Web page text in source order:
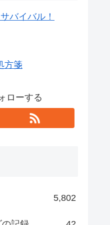
バイバル！
方箋
ローする
5,802